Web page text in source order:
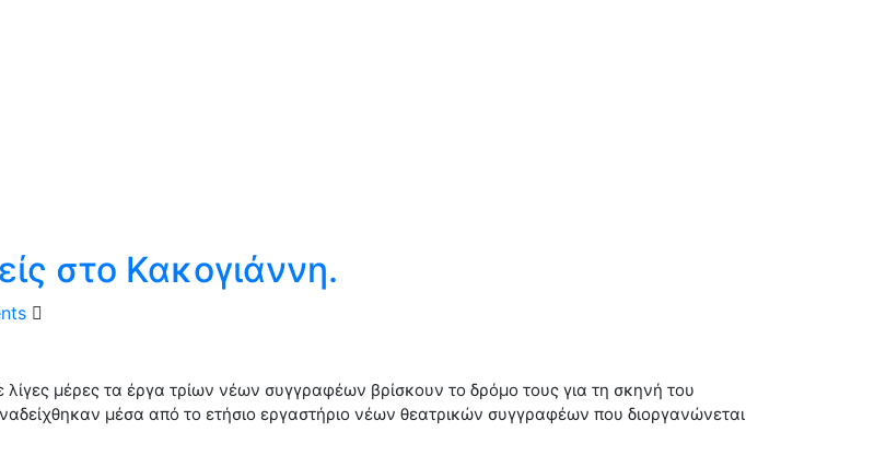
στο Κακογιάννη.
μέρες τα έργα τρίων νέων συγγραφέων βρίσκουν το δρόμο τους για τη σκηνή του
μέσα από το ετήσιο εργαστήριο νέων θεατρικών συγγραφέων που διοργανώνεται